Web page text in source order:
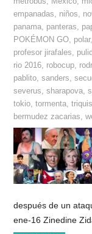
empanadas
niños
panama panteras
POKÉMON GO polar,
profesor jirafales
rio 2016 robocup
pablito ,sanders ,
severus ,sharapova ,
tokio ,tormenta ,triquis
bermudez zacarias ,
después de un
ene-16 Zinedine